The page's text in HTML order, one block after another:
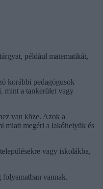
például matematikát,
korábbi pedagógusok
mint a tankerület vagy
van köze. Azok a
miatt megéri a lakóhelyük és
vagy iskolákba,
folyamatban vannak.